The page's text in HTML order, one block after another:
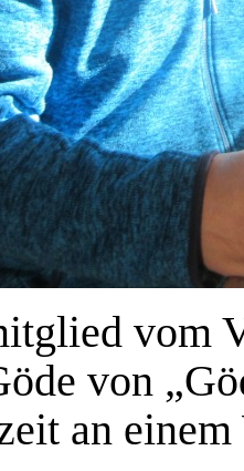
vom
von
an